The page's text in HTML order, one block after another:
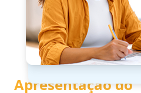
Apresentação do